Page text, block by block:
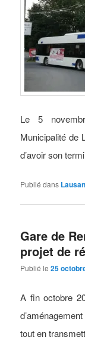
Le 5
Municipalité de
d’avoir son
Publié dans
Gare de
projet de
Publié le25
A fin octobre
tout en